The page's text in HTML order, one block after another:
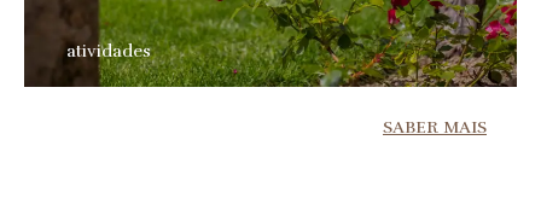
atividades
SABER MAIS